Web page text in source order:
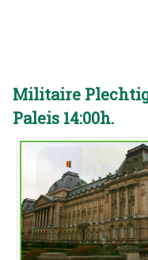
Militaire
Paleis 14:00h.